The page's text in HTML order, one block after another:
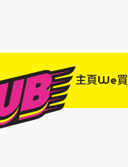
主頁We買